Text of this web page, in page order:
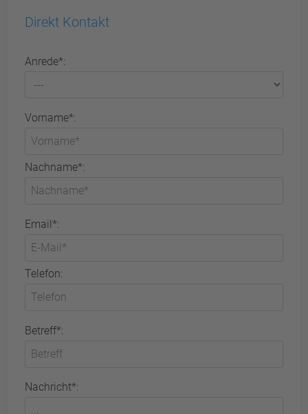
Direkt Kontakt
Anrede*:
Vorname*:
Nachname*:
Email*:
Telefon:
Betreff*:
Nachricht*: